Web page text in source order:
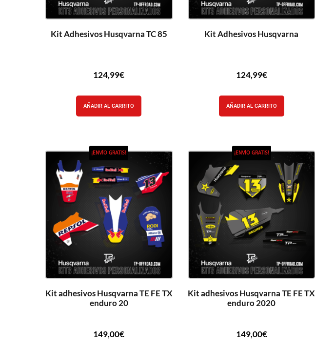
Kit Adhesivos Husqvarna TC 85
124,99€
AÑADIR AL CARRITO
Kit Adhesivos Husqvarna
124,99€
AÑADIR AL CARRITO
¡ENVÍO GRATIS!
Kit adhesivos Husqvarna TE FE TX
enduro 20
149,00€
¡ENVÍO GRATIS!
Kit adhesivos Husqvarna TE FE TX
enduro 2020
149,00€